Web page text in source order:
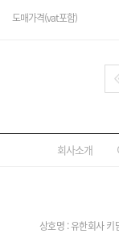
도매가격(vat포함)
회사소개
상호명 : 유한회사 키